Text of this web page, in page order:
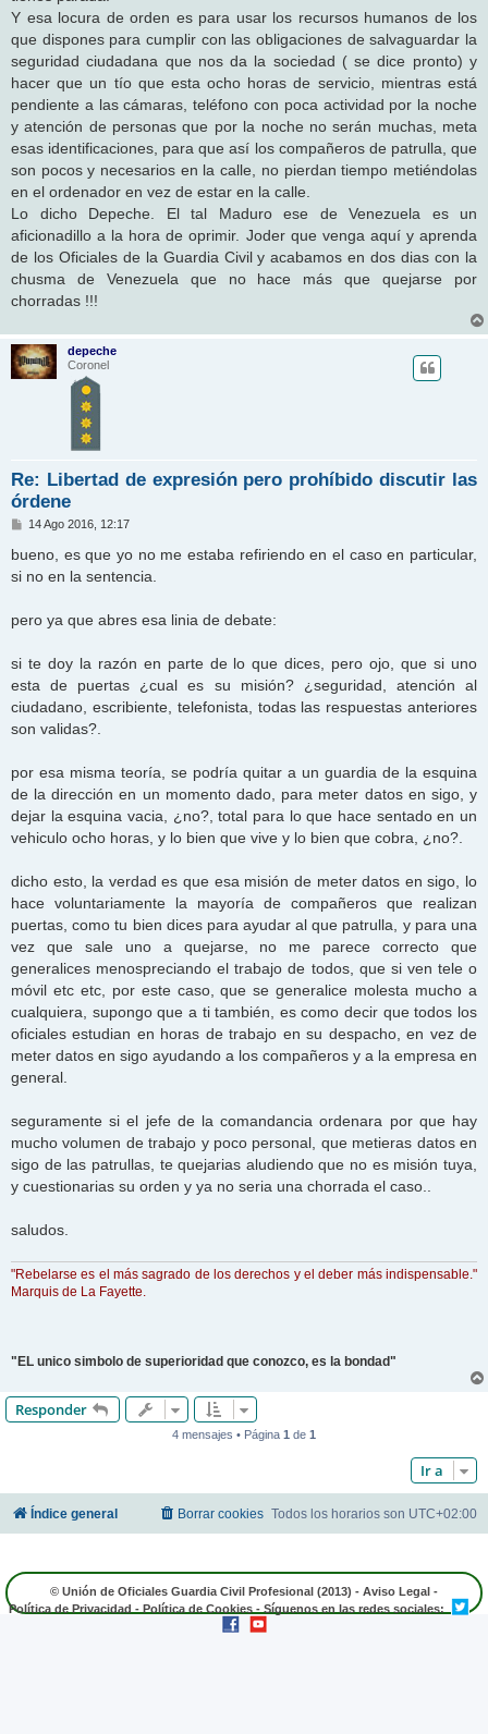
Y esa locura de orden es para usar los recursos humanos de los
que dispones para cumplir con las obligaciones de salvaguardar la
seguridad ciudadana que nos da la sociedad ( se dice pronto) y
hacer que un tío que esta ocho horas de servicio, mientras está
pendiente a las cámaras, teléfono con poca actividad por la noche
y atención de personas que por la noche no serán muchas, meta
esas identificaciones, para que así los compañeros de patrulla, que
son pocos y necesarios en la calle, no pierdan tiempo metiéndolas
en el ordenador en vez de estar en la calle.
Lo dicho Depeche. El tal Maduro ese de Venezuela es un
aficionadillo a la hora de oprimir. Joder que venga aquí y aprenda
de los Oficiales de la Guardia Civil y acabamos en dos dias con la
chusma de Venezuela que no hace más que quejarse por
chorradas !!!
depeche
Coronel
Re: Libertad de expresión pero prohíbido discutir las
órdene
M
n
a
14 Ago 2016, 12:17
bueno, es que yo no me estaba refiriendo en el caso en particular,
si no en la sentencia.
pero ya que abres esa linia de debate:
si te doy la razón en parte de lo que dices, pero ojo, que si uno
esta de puertas ¿cual es su misión? ¿seguridad, atención al
ciudadano, escribiente, telefonista, todas las respuestas anteriores
son validas?.
por esa misma teoría, se podría quitar a un guardia de la esquina
de la dirección en un momento dado, para meter datos en sigo, y
dejar la esquina vacia, ¿no?, total para lo que hace sentado en un
vehiculo ocho horas, y lo bien que vive y lo bien que cobra, ¿no?.
dicho esto, la verdad es que esa misión de meter datos en sigo, lo
hace voluntariamente la mayoría de compañeros que realizan
puertas, como tu bien dices para ayudar al que patrulla, y para una
vez que sale uno a quejarse, no me parece correcto que
generalices menospreciando el trabajo de todos, que si ven tele o
móvil etc etc, por este caso, que se generalice molesta mucho a
cualquiera, supongo que a ti también, es como decir que todos los
oficiales estudian en horas de trabajo en su despacho, en vez de
meter datos en sigo ayudando a los compañeros y a la empresa en
general.
seguramente si el jefe de la comandancia ordenara por que hay
mucho volumen de trabajo y poco personal, que metieras datos en
sigo de las patrullas, te quejarias aludiendo que no es misión tuya,
y cuestionarias su orden y ya no seria una chorrada el caso..
saludos.
"Rebelarse es el más sagrado de los derechos y el deber más indispensable."
Marquis de La Fayette.
"EL unico simbolo de superioridad que conozco, es la bondad"
Responder
4 mensajes • Página 1 de 1
Ir a
Índice general Todos los horarios son UTC+02:00
Borrar cookies
© Unión de Oficiales Guardia Civil Profesional (2013) - Aviso Legal -
Política de Privacidad - Política de Cookies - Síguenos en las redes sociales: